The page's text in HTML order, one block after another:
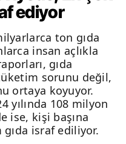
ediyor
ton gıda
insan açlıkla
gıda
sorunu değil,
ortaya koyuyor.
yılında 108 milyon
ise, kişi başına
gıda israf ediliyor.